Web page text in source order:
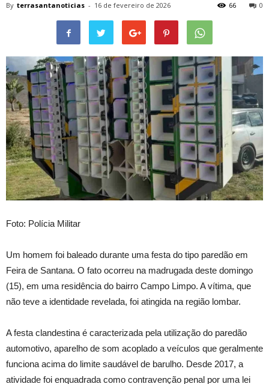
By terrasantanoticias - 16 de fevereiro de 2026 0
66
Foto: Polícia Militar
Um homem foi baleado durante uma festa do tipo paredão em
Feira de Santana. O fato ocorreu na madrugada deste domingo
(15), em uma residência do bairro Campo Limpo. A vítima, que
não teve a identidade revelada, foi atingida na região lombar.
A festa clandestina é caracterizada pela utilização do paredão
automotivo, aparelho de som acoplado a veículos que geralmente
funciona acima do limite saudável de barulho. Desde 2017, a
atividade foi enquadrada como contravenção penal por uma lei